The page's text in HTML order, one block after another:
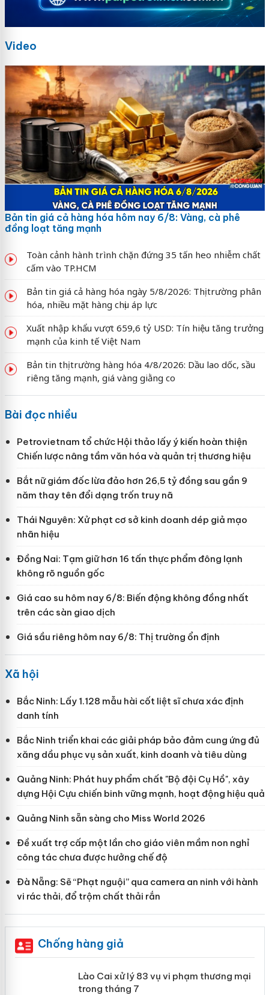
Video
Bản tin giá cả hàng hóa hôm nay 6/8: Vàng, cà phê
đồng loạt tăng mạnh
Toàn cảnh hành trình chặn đứng 35 tấn heo nhiễm chất
cấm vào TP.HCM
Bản tin giá cả hàng hóa ngày 5/8/2026: Thị trường phân
hóa, nhiều mặt hàng chịu áp lực
Xuất nhập khẩu vượt 659,6 tỷ USD: Tín hiệu tăng trưởng
mạnh của kinh tế Việt Nam
Bản tin thị trường hàng hóa 4/8/2026: Dầu lao dốc, sầu
riêng tăng mạnh, giá vàng giằng co
Bài đọc nhiều
Petrovietnam tổ chức Hội thảo lấy ý kiến hoàn thiện
Chiến lược nâng tầm văn hóa và quản trị thương hiệu
Bắt nữ giám đốc lừa đảo hơn 26,5 tỷ đồng sau gần 9
năm thay tên đổi dạng trốn truy nã
Thái Nguyên: Xử phạt cơ sở kinh doanh dép giả mạo
nhãn hiệu
Đồng Nai: Tạm giữ hơn 16 tấn thực phẩm đông lạnh
không rõ nguồn gốc
Giá cao su hôm nay 6/8: Biến động không đồng nhất
trên các sàn giao dịch
Giá sầu riêng hôm nay 6/8: Thị trường ổn định
Xã hội
Bắc Ninh: Lấy 1.128 mẫu hài cốt liệt sĩ chưa xác định
danh tính
Bắc Ninh triển khai các giải pháp bảo đảm cung ứng đủ
xăng dầu phục vụ sản xuất, kinh doanh và tiêu dùng
Quảng Ninh: Phát huy phẩm chất "Bộ đội Cụ Hồ", xây
dựng Hội Cựu chiến binh vững mạnh, hoạt động hiệu quả
Quảng Ninh sẵn sàng cho Miss World 2026
Đề xuất trợ cấp một lần cho giáo viên mầm non nghỉ
công tác chưa được hưởng chế độ
Đà Nẵng: Sẽ “Phạt nguội” qua camera an ninh với hành
vi rác thải, đổ trộm chất thải rắn
Chống hàng giả
Lào Cai xử lý 83 vụ vi phạm thương
mại trong tháng 7